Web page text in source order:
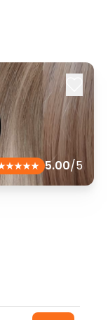
5.00/5